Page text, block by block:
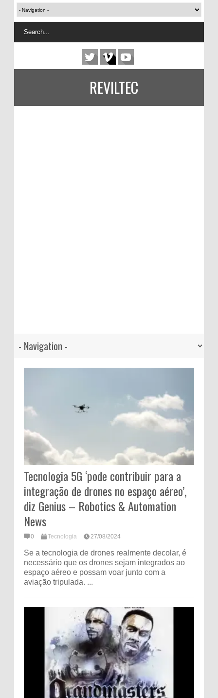
REVILTEC
Tecnologia 5G ‘pode contribuir para a
integração de drones no espaço aéreo’,
diz Genius – Robotics & Automation
News
0 Tecnologia 27/08/2024
Se a tecnologia de drones realmente decolar, é
necessário que os drones sejam integrados ao
espaço aéreo e possam voar junto com a
aviação tripulada. ...